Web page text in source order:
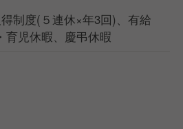
制度(５連休×年3回)、有給
育児休暇、慶弔休暇